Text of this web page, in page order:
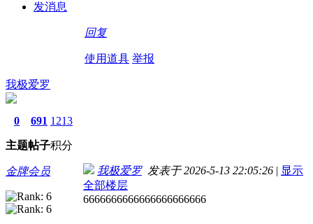
发消息
回复
使用道具 举报
我极爱罗
0
主题
691
帖子
1213
积分
金牌会员 我极爱罗发表于 2026-5-13 22:05:26 | 显示
全部楼层
6666666666666666666666